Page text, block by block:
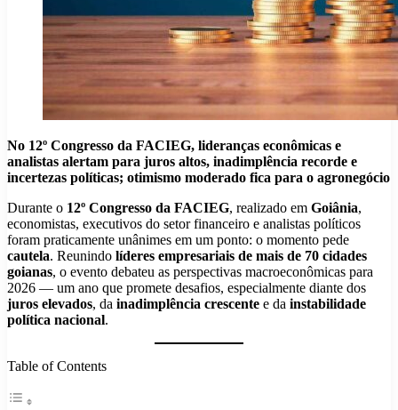
No 12º Congresso da FACIEG, lideranças econômicas e
analistas alertam para juros altos, inadimplência recorde e
incertezas políticas; otimismo moderado fica para o agronegócio
Durante o 12º Congresso da FACIEG, realizado em Goiânia,
economistas, executivos do setor financeiro e analistas políticos
foram praticamente unânimes em um ponto: o momento pede
cautela. Reunindo líderes empresariais de mais de 70 cidades
goianas, o evento debateu as perspectivas macroeconômicas para
2026 — um ano que promete desafios, especialmente diante dos
juros elevados, da inadimplência crescente e da instabilidade
política nacional.
Table of Contents